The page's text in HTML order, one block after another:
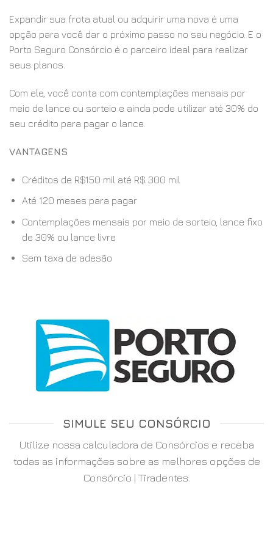
Expandir sua frota atual ou adquirir uma nova é uma
opção para você dar o próximo passo no seu negócio. E o
Porto Seguro Consórcio é o parceiro ideal para realizar
seus planos.
Com ele, você conta com contemplações mensais por
meio de lance ou sorteio e ainda pode utilizar até 30% do
seu crédito para pagar o lance.
VANTAGENS
Créditos de R$150 mil até R$ 300 mil
Até 120 meses para pagar
Contemplações mensais por meio de sorteio, lance fixo
de 30% ou lance livre
Sem taxa de adesão
SIMULE SEU CONSÓRCIO
Utilize nossa calculadora de Consórcios e receba
todas as informações sobre as melhores opções de
Consórcio | Tiradentes.